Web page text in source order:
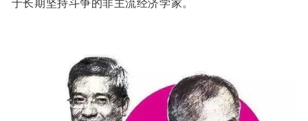
于长期坚持斗争的非主流经济学家。